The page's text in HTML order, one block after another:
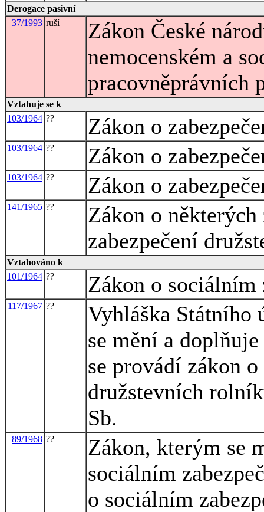
Derogace pasivní
37/1993 ruší
Zákon České
nemocenském a
pracovněprávních
Vztahuje se k
103/1964 ?? Zákon o
103/1964 ?? Zákon o
103/1964 ?? Zákon o
141/1965 ??
Zákon o
zabezpečení
Vztahováno k
101/1964 ?? Zákon o sociálním
117/1967 ??
Vyhláška Státního
se mění a
se provádí zákon
družstevních
Sb.
89/1968 ??
Zákon, kterým se
sociálním
o sociálním